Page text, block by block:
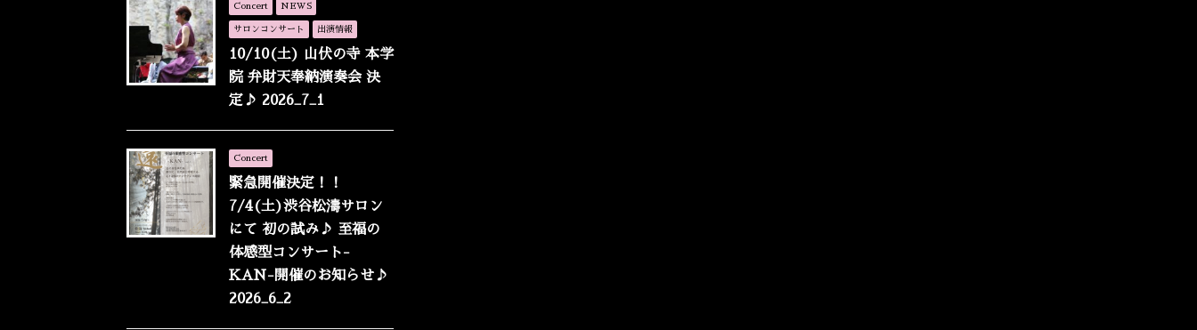
Concert NEWS
サロンコンサート 出演情報
10/10(土) 山伏の寺 本学
院 弁財天奉納演奏会 決
定♪ 2026_7_1
Concert
緊急開催決定！！
7/4(土)渋谷松濤サロン
にて 初の試み♪ 至福の
体感型コンサート-
KAN-開催のお知らせ♪
2026_6_2